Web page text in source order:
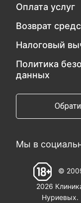
Оплата услуг
Возврат
Налоговый
Политика
данных
Мы в
©
2026
Нуриевых.